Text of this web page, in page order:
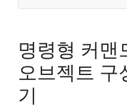
명령형 커맨
오브젝트 구
기